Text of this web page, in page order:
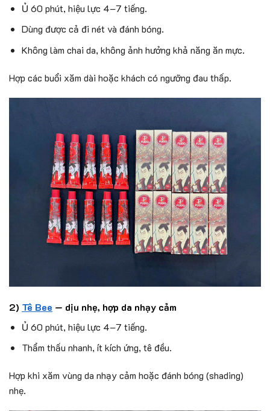
Ủ 60 phút, hiệu lực 4–7 tiếng.
Dùng được cả đi nét và đánh bóng.
Không làm chai da, không ảnh hưởng khả năng ăn mực.
Hợp các buổi xăm dài hoặc khách có ngưỡng đau thấp.
2) Tê Bee — dịu nhẹ, hợp da nhạy cảm
Ủ 60 phút, hiệu lực 4–7 tiếng.
Thẩm thấu nhanh, ít kích ứng, tê đều.
Hợp khi xăm vùng da nhạy cảm hoặc đánh bóng (shading)
nhẹ.